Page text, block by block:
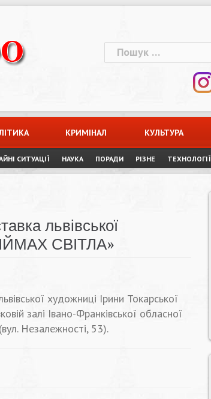
Пошук:
КРИМІНАЛ КУЛЬТУРА
СИТУАЦІЇ НАУКА ПОРАДИ РІЗНЕ ТЕХНОЛОГІЇ
львівської
СВІТЛА»
художниці Ірини Токарської
залі Івано-Франківської обласної
(вул. Незалежності, 53).